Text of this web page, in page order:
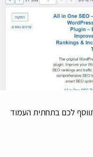
לכם בתחתית העמוד